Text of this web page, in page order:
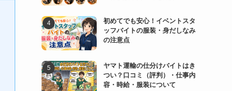
初めてでも安心！イベントスタ
ッフバイトの服装・身だしなみ
の注意点
ヤマト運輸の仕分けバイトはき
つい？口コミ（評判）・仕事内
容・時給・服装について